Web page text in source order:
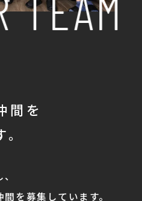
間を
を募集しています。